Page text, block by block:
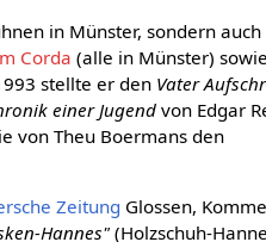
in Münster, sondern auch
Corda (alle in Münster)
stellte er den Vater
einer Jugend von Edgar
von Theu Boermans den
Zeitung Glossen,
Hannes"(Holzschuh-